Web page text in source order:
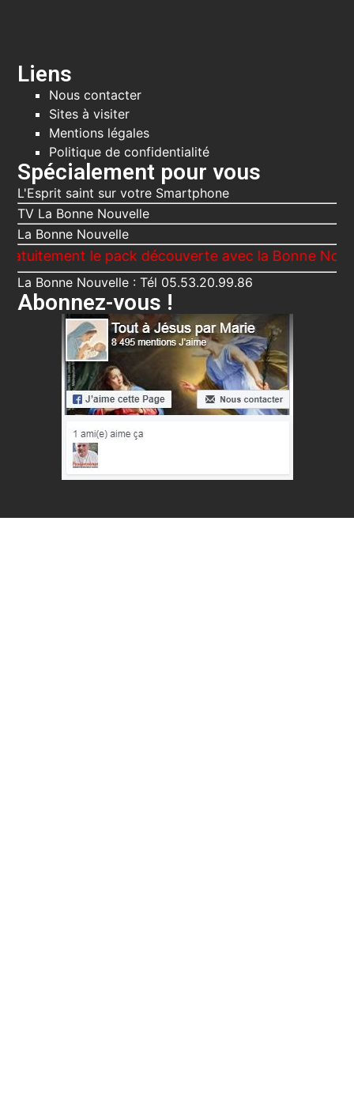
Liens
Nous contacter
Sites à visiter
Mentions légales
Politique de confidentialité
Spécialement pour vous
L'Esprit saint sur votre Smartphone
TV La Bonne Nouvelle
La Bonne Nouvelle
le pack découverte avec la Bonne Nouvelle,
La Bonne Nouvelle : Tél 05.53.20.99.86
Abonnez-vous !